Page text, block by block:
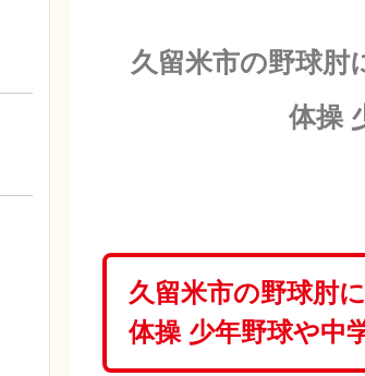
久留米市の野球肘
体操
久留米市の野球肘
体操 少年野球や中